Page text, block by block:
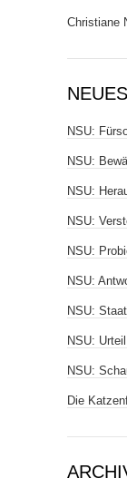
Christiane
NSU:
NSU:
NSU:
NSU:
NSU:
NSU:
NSU:
NSU:
NSU:
Die